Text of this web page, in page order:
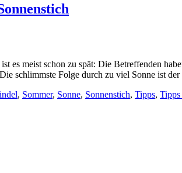
es meist schon zu spät: Die Betreffenden
schlimmste Folge durch zu viel Sonne ist
, Sommer, Sonne, Sonnenstich, Tipps, Tipps